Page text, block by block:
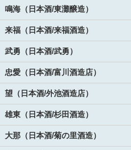
鳴海（日本酒/東灘醸造）
来福（日本酒/来福酒造）
武勇（日本酒/武勇）
忠愛（日本酒/富川酒造店）
望（日本酒/外池酒造店）
雄東（日本酒/杉田酒造）
大那（日本酒/菊の里酒造）